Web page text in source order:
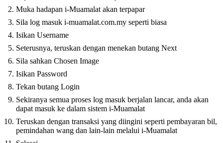
Muka hadapan i-Muamalat akan terpapar
Sila log masuk i-muamalat.com.my seperti biasa
Isikan Username
Seterusnya, teruskan dengan menekan butang Next
Sila sahkan Chosen Image
Isikan Password
Tekan butang Login
Sekiranya semua proses log masuk berjalan lancar, anda akan
dapat masuk ke dalam sistem i-Muamalat
Teruskan dengan transaksi yang diingini seperti pembayaran bil,
pemindahan wang dan lain-lain melalui i-Muamalat